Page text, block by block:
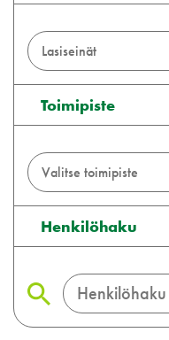
Toimipiste
Henkilöhaku